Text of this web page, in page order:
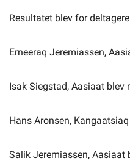
Resultatet blev for
Erneeraq Jeremiassen,
Isak Siegstad, Aasiaat blev
Hans Aronsen,
Salik Jeremiassen, Aasiaat